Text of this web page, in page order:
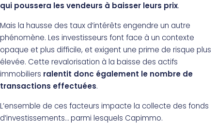
qui poussera les vendeurs à baisser leurs prix.
Mais la hausse des taux d’intérêts engendre un autre
phénomène. Les investisseurs font face à un contexte
opaque et plus difficile, et exigent une prime de risque plus
élevée. Cette revalorisation à la baisse des actifs
immobiliers ralentit donc également le nombre de
transactions effectuées.
L’ensemble de ces facteurs impacte la collecte des fonds
d’investissements… parmi lesquels Capimmo.